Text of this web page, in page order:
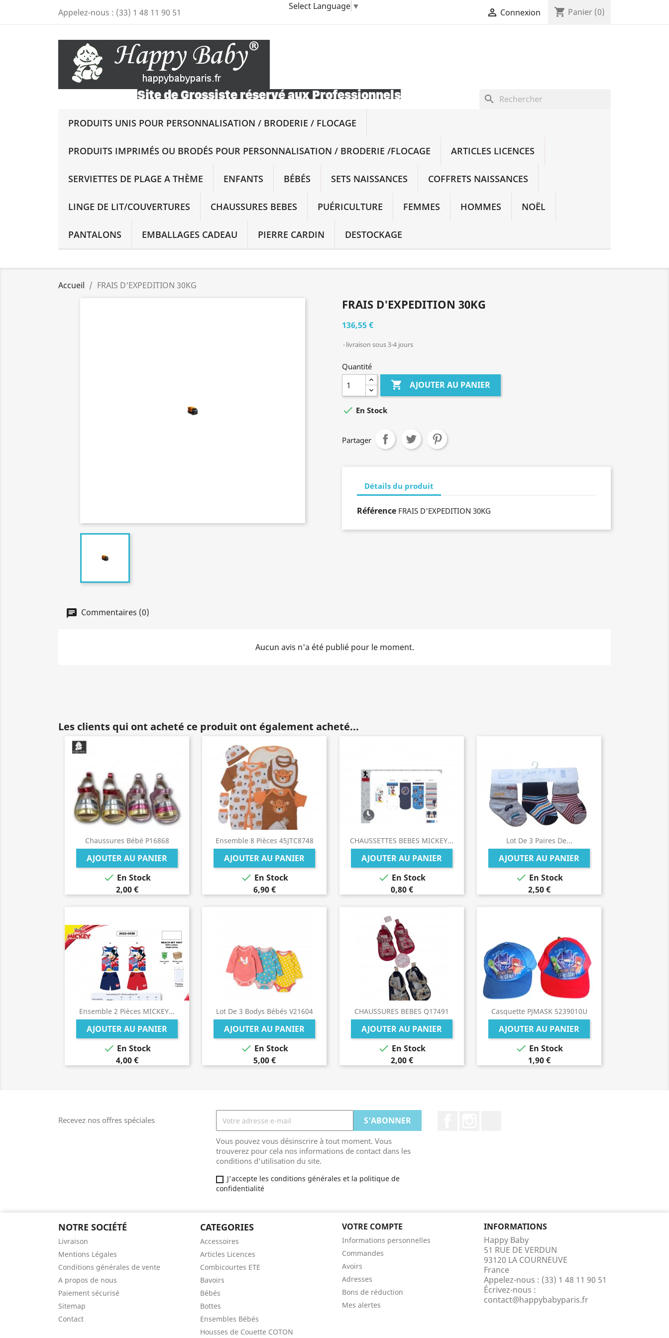
Select Language ▼
Appelez-nous : (33) 1 48 11 90 51  Connexion shopping_cart Panier (0)
search
PRODUITS UNIS POUR PERSONNALISATION / BRODERIE / FLOCAGE
PRODUITS IMPRIMÉS OU BRODÉS POUR PERSONNALISATION / BRODERIE /FLOCAGE ARTICLES LICENCES
SERVIETTES DE PLAGE A THÈME ENFANTS BÉBÉS SETS NAISSANCES COFFRETS NAISSANCES
LINGE DE LIT/COUVERTURES CHAUSSURES BEBES PUÉRICULTURE FEMMES HOMMES NOËL
PANTALONS EMBALLAGES CADEAU PIERRE CARDIN DESTOCKAGE
Accueil FRAIS D'EXPEDITION 30KG
FRAIS D'EXPEDITION 30KG
136,55 €
livraison sous 3-4 jours
Quantité
 AJOUTER AU PANIER
 En Stock
Partager
Détails du produit
Référence FRAIS D'EXPEDITION 30KG
Commentaires (0)
Aucun avis n'a été publié pour le moment.
Les clients qui ont acheté ce produit ont également acheté...
Chaussures Bébé P16868
AJOUTER AU PANIER
 En Stock
2,00 €
Ensemble 8 Pièces 45JTC8748
AJOUTER AU PANIER
 En Stock
6,90 €
CHAUSSETTES BEBES MICKEY...
AJOUTER AU PANIER
 En Stock
0,80 €
Lot De 3 Paires De...
AJOUTER AU PANIER
 En Stock
2,50 €
Ensemble 2 Pièces MICKEY...
AJOUTER AU PANIER
 En Stock
4,00 €
Lot De 3 Bodys Bébés V21604
AJOUTER AU PANIER
 En Stock
5,00 €
CHAUSSURES BEBES Q17491
AJOUTER AU PANIER
 En Stock
2,00 €
Casquette PJMASK 5239010U
AJOUTER AU PANIER
 En Stock
1,90 €
Recevez nos offres spéciales
Vous pouvez vous désinscrire à tout moment. Vous
trouverez pour cela nos informations de contact dans les
conditions d'utilisation du site.
J'accepte les conditions générales et la politique de
confidentialité
NOTRE SOCIÉTÉ
Livraison
Mentions Légales
Conditions générales de vente
A propos de nous
Paiement sécurisé
Sitemap
Contact
CATEGORIES
Accessoires
Articles Licences
Combicourtes ETE
Bavoirs
Bébés
Bottes
Ensembles Bébés
Housses de Couette COTON
VOTRE COMPTE
Informations personnelles
Commandes
Avoirs
Adresses
Bons de réduction
Mes alertes
INFORMATIONS
Happy Baby
51 RUE DE VERDUN
93120 LA COURNEUVE
France
Appelez-nous : (33) 1 48 11 90 51
Écrivez-nous :
contact@happybabyparis.fr